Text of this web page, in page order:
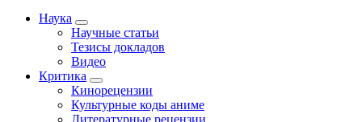
Наука
Научные статьи
Тезисы докладов
Видео
Критика
Кинорецензии
Культурные коды аниме